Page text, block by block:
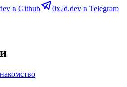
в Github
0x2d.dev в Telegram